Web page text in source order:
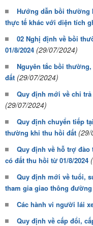
Hướng dẫn bồi thường
thực tế khác với diện tích
02 Nghị định về bồi
01/8/2024 (29/07/2024)
Nguyên tắc bồi
đất (29/07/2024)
Quy định mới về chi
(29/07/2024)
Quy định chuyển tiếp
thường khi thu hồi đất (29/
Quy định về hỗ trợ
có đất thu hồi từ 01/8/2024
Quy định mới về tuổi,
tham gia giao thông đường
Các hành vi người lái
Quy định về cấp đổi,